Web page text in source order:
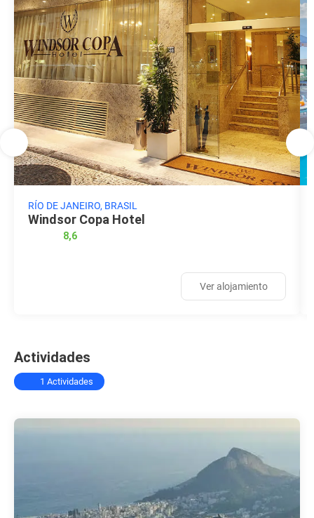
RÍO DE JANEIRO, BRASIL
Windsor Copa Hotel
8,6
Ver alojamiento
Actividades
1 Actividades